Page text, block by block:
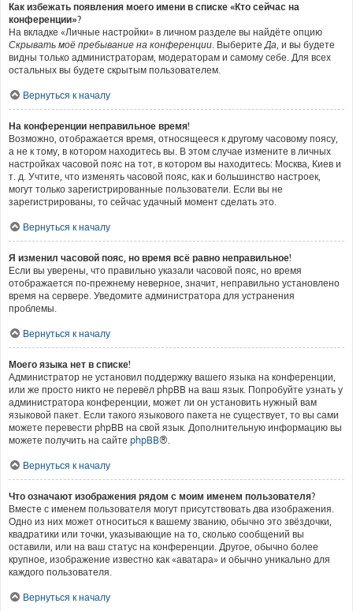
Как избежать появления моего имени в списке «Кто сейчас на
конференции»?
На вкладке «Личные настройки» в личном разделе вы найдёте опцию
Скрывать моё пребывание на конференции. ВыберитеДа, и вы будете
видны только администраторам, модераторам и самому себе. Для всех
остальных вы будете скрытым пользователем.
Вернуться к началу
На конференции неправильное время!
Возможно, отображается время, относящееся к другому часовому поясу,
а не к тому, в котором находитесь вы. В этом случае измените в личных
настройках часовой пояс на тот, в котором вы находитесь: Москва, Киев и
т. д. Учтите, что изменять часовой пояс, как и большинство настроек,
могут только зарегистрированные пользователи. Если вы не
зарегистрированы, то сейчас удачный момент сделать это.
Вернуться к началу
Я изменил часовой пояс, но время всё равно неправильное!
Если вы уверены, что правильно указали часовой пояс, но время
отображается по-прежнему неверное, значит, неправильно установлено
время на сервере. Уведомите администратора для устранения
проблемы.
Вернуться к началу
Моего языка нет в списке!
Администратор не установил поддержку вашего языка на конференции,
или же просто никто не перевёл phpBB на ваш язык. Попробуйте узнать у
администратора конференции, может ли он установить нужный вам
языковой пакет. Если такого языкового пакета не существует, то вы сами
можете перевести phpBB на свой язык. Дополнительную информацию вы
можете получить на сайте phpBB®.
Вернуться к началу
Что означают изображения рядом с моим именем пользователя?
Вместе с именем пользователя могут присутствовать два изображения.
Одно из них может относиться к вашему званию, обычно это звёздочки,
квадратики или точки, указывающие на то, сколько сообщений вы
оставили, или на ваш статус на конференции. Другое, обычно более
крупное, изображение известно как «аватара» и обычно уникально для
каждого пользователя.
Вернуться к началу